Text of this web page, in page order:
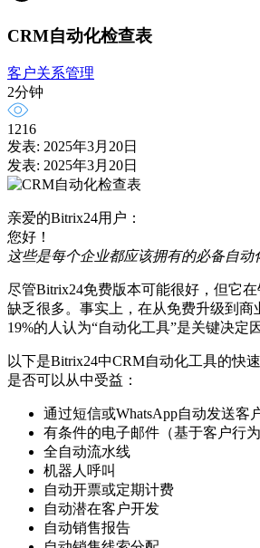
CRM自动化检查表
客户关系管理
2分钟
1216
发表: 2025年3月20日
发表: 2025年3月20日
亲爱的Bitrix24用户：
您好！
这些是每个企业都应该拥有的必备自动
尽管Bitrix24免费版本可能很好，但它
缺乏很多。事实上，在从免费升级到商
19%的人认为“自动化工具”是关键决定
以下是Bitrix24中CRM自动化工具的快
是否可以从中受益：
通过短信或WhatsApp自动发送客
有条件的电子邮件（基于客户行为
全自动流水线
机器人呼叫
自动开票或定期计费
自动潜在客户开发
自动销售报告